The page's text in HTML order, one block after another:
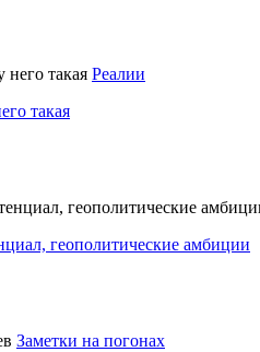
Реалии
такая
геополитические амбиции
Заметки на погонах